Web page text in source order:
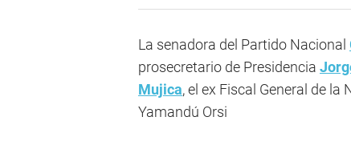
La senadora del Partido Nacional
prosecretario de Presidencia
Mujica, el ex Fiscal General de
Yamandú Orsi